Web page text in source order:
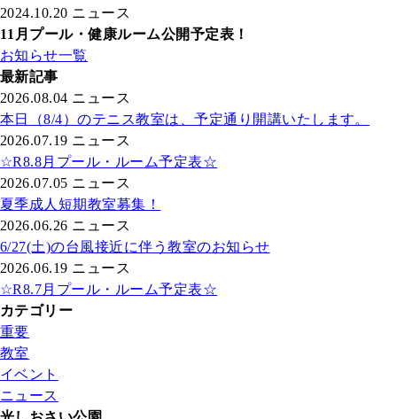
2024.10.20 ニュース
11月プール・健康ルーム公開予定表！
お知らせ一覧
最新記事
2026.08.04 ニュース
本日（8/4）のテニス教室は、予定通り開講いたします。
2026.07.19 ニュース
☆R8.8月プール・ルーム予定表☆
2026.07.05 ニュース
夏季成人短期教室募集！
2026.06.26 ニュース
6/27(土)の台風接近に伴う教室のお知らせ
2026.06.19 ニュース
☆R8.7月プール・ルーム予定表☆
カテゴリー
重要
教室
イベント
ニュース